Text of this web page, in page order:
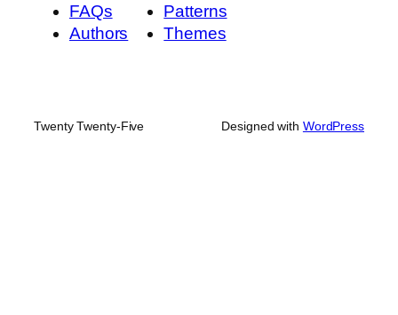
FAQs
Authors
Patterns
Themes
Twenty Twenty-Five Designed with WordPress